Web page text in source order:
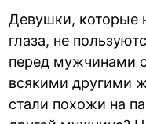
Девушки, которые
глаза, не
перед мужчинами
всякими другими
стали похожи на